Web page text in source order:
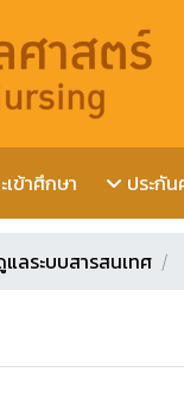
ข้าศึกษา ประกั
ลระบบสารสนเทศ